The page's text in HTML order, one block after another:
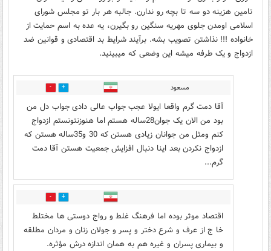
تامین هزینه دو سه تا بچه رو ندارن. جالبه هر بار تو مجلس شورای
اسلامی اومدن جلوی مهریه سنگین رو بگیرن، یه عده به اسم حمایت از
خانواده !!! نذاشتن تصویب بشه. برآیند شرایط بد اقتصادی و قوانین ضد
ازدواج و یک طرفه میشه این وضعی که میبینید.
مسعود 5
آقا دمت گرم واقعا ایولا عجب جواب عالی دادی جواب دل من
بود من الان یک جوان28ساله هستم اما هنوزنتونستم ازدواج
کنم ومثل من جوانان زیادی هستن که 30 و35ساله هستن که
ازدواج نکردن بعد اینا دنبال افزایش جمعیت هستن آقا دمت
گرم...
2
اقتصاد موثر بوده اما فرهنگ غلط و رواج دوستی ها مختلط
خا ج از عرف و شرع دختر و پسر و جولان زنان و مردان مطلقه
و بیماری پسران و غیره هم به همان اندازه درش مؤثره.